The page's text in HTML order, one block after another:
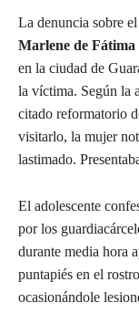
La denuncia sobre
Marlene de Fátima
en la ciudad de
la víctima. Según la
citado reformatorio
visitarlo, la mujer
lastimado.
El adolescente
por los
durante media hora
puntapiés en el
ocasionándole